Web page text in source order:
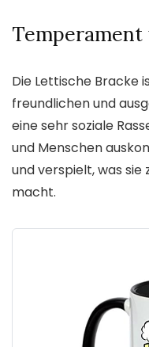
Die Lettische Bracke
freundlichen und
eine sehr soziale
und Menschen
und verspielt, was
macht.